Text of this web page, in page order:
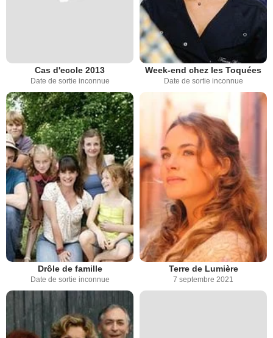
Cas d'ecole 2013
Date de sortie inconnue
Week-end chez les Toquées
Date de sortie inconnue
Drôle de famille
Date de sortie inconnue
Terre de Lumière
7 septembre 2021